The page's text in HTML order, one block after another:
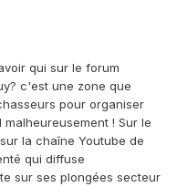
qui sur le forum
c'est une zone que
pour organiser
! Sur le
la chaîne Youtube de
qui diffuse
sur ses plongées secteur